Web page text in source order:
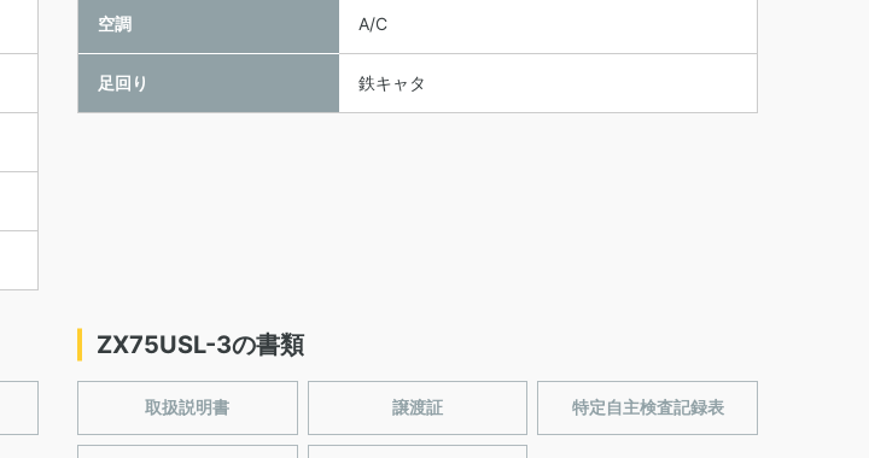
空調 A/C
足回り 鉄キャタ
ZX75USL-3の書類
取扱説明書 譲渡証 特定自主検査記録表